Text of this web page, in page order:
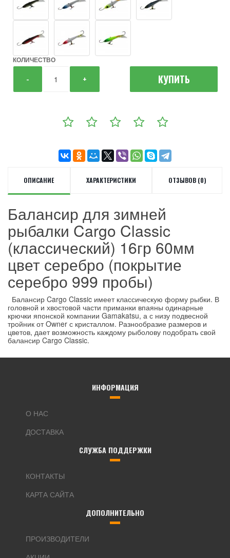
КОЛИЧЕСТВО
- + КУПИТЬ
ОПИСАНИЕ ХАРАКТЕРИСТИКИ ОТЗЫВОВ (0)
Балансир для зимней
рыбалки Cargo Classic
(классический) 16гр 60мм
цвет серебро (покрытие
серебро 999 пробы)
Балансир Cargo Classic имеет классическую форму рыбки. В
головной и хвостовой части приманки впаяны одинарные
крючки японской компании Gamakatsu, а с низу подвесной
тройник от Owner с кристаллом. Разнообразие размеров и
цветов, дает возможность каждому рыболову подобрать свой
балансир Cargo Classic.
ИНФОРМАЦИЯ
О НАС
ДОСТАВКА
СЛУЖБА ПОДДЕРЖКИ
КОНТАКТЫ
КАРТА САЙТА
ДОПОЛНИТЕЛЬНО
ПРОИЗВОДИТЕЛИ